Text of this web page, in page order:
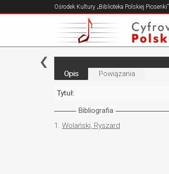
Ośrodek Kultury „Biblioteka Polskiej Piosenki”
Opis Powiązania
Tytuł:
Bibliografia
1. Wolański, Ryszard